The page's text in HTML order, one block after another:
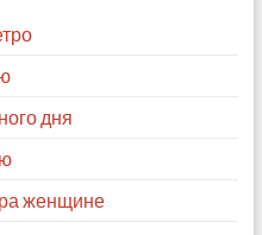
дня
женщине